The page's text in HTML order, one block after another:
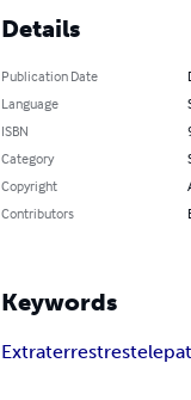
Details
Publication Date
Language
ISBN
Category
Copyright
Contributors
Keywords
Extraterrestres